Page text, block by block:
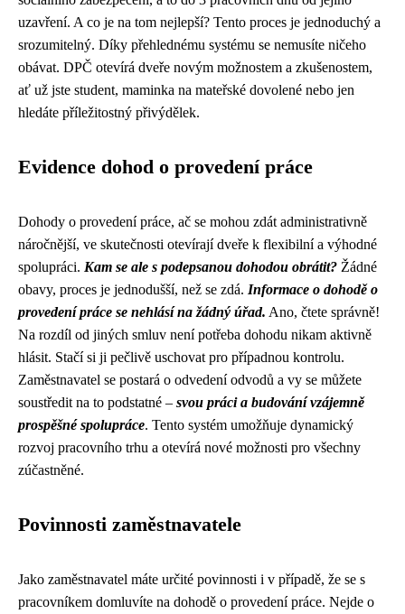
uzavření. A co je na tom nejlepší? Tento proces je jednoduchý a
srozumitelný. Díky přehlednému systému se nemusíte ničeho
obávat. DPČ otevírá dveře novým možnostem a zkušenostem,
ať už jste student, maminka na mateřské dovolené nebo jen
hledáte příležitostný přivýdělek.
Evidence dohod o provedení práce
Dohody o provedení práce, ač se mohou zdát administrativně
náročnější, ve skutečnosti otevírají dveře k flexibilní a výhodné
spolupráci. Kam se ale s podepsanou dohodou obrátit? Žádné
obavy, proces je jednodušší, než se zdá. Informace o dohodě o
provedení práce se nehlásí na žádný úřad. Ano, čtete správně!
Na rozdíl od jiných smluv není potřeba dohodu nikam aktivně
hlásit. Stačí si ji pečlivě uschovat pro případnou kontrolu.
Zaměstnavatel se postará o odvedení odvodů a vy se můžete
soustředit na to podstatné – svou práci a budování vzájemně
prospěšné spolupráce. Tento systém umožňuje dynamický
rozvoj pracovního trhu a otevírá nové možnosti pro všechny
zúčastněné.
Povinnosti zaměstnavatele
Jako zaměstnavatel máte určité povinnosti i v případě, že se s
pracovníkem domluvíte na dohodě o provedení práce. Nejde o